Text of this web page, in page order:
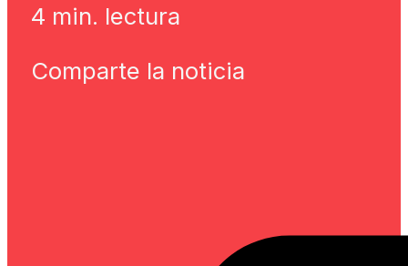
4 min. lectura
Comparte la noticia